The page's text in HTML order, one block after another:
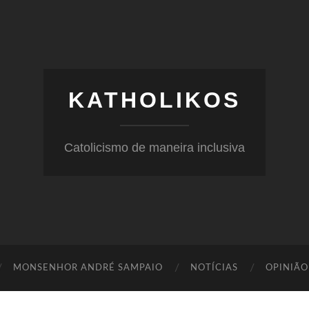
KATHOLIKOS
Catolicismo de maneira inclusiva
MONSENHOR ANDRÉ SAMPAIO NOTÍCIAS OPINIÃO